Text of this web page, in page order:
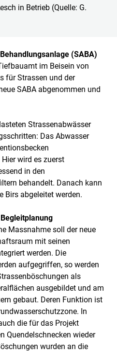
in Betrieb (Quelle: G.
(SABA)
im Beisein von
für Strassen und der
SABA abgenommen und
Strassenabwässer
Das Abwasser
wird es zuerst
in den
behandelt. Danach kann
Birs abgeleitet werden.
Massnahme soll der neue
mit seinen
werden. Die
aufgegriffen, so werden
als
ausgebildet und am
gebaut. Deren Funktion ist
In
die für das Projekt
Quendelschnecken wieder
wurden an die